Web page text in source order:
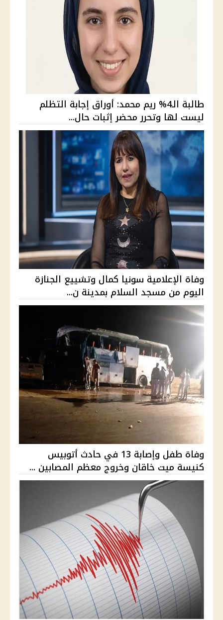
طالبة الـ4% ريم محمد: أوراق إجابة التظلم
ليست لها وتحرر محضر إثبات حال...
وفاة الإعلامية سونيا كمال وتشييع الجنازة
اليوم من مسجد السلام بمدينة ن...
وفاة طفل وإصابة 13 في حادث أتوبيس
كنيسة ميت خاقان وخروج معظم المصابين ...